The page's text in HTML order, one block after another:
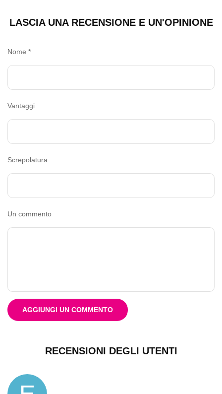
LASCIA UNA RECENSIONE E UN'OPINIONE
Nome *
Vantaggi
Screpolatura
Un commento
AGGIUNGI UN COMMENTO
RECENSIONI DEGLI UTENTI